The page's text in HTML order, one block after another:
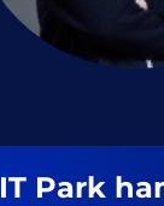
IT Park